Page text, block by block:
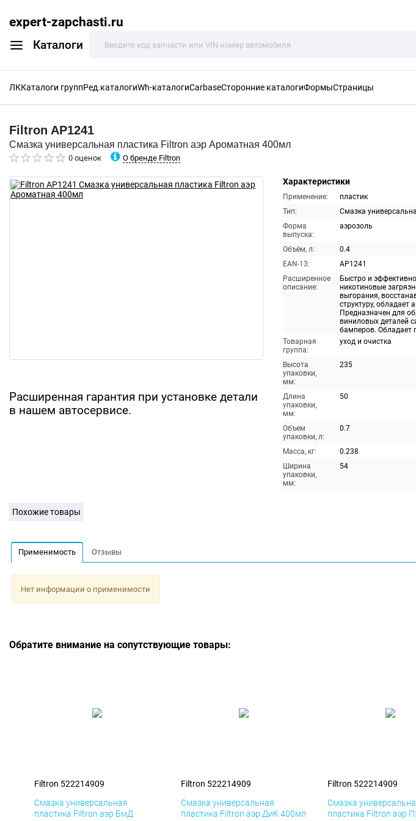
expert-zapchasti.ru
Каталоги
ЛККаталоги группРед.каталогиWh-каталогиCarbaseСторонние каталогиФормыСтраницы
Filtron AP1241
Смазка универсальная пластика Filtron аэр Ароматная 400мл
0 оценок О бренде Filtron
Расширенная гарантия при установке детали
в нашем автосервисе.
Характеристики
Применение:
пластик
Тип:
Смазка
Форма
выпуска:
аэрозоль
Объём, л:
0.4
EAN-13:
AP1241
Расширенное
описание:
Быстро и
никотиновые
выгорания,
структуру, обладает
Предназначен для
виниловых деталей
бамперов. Обладает
Товарная
группа:
уход и очистка
Высота
упаковки,
мм:
235
Длина
упаковки,
мм:
50
Объем
упаковки, л:
0.7
Масса, кг:
0.238
Ширина
упаковки,
мм:
54
Похожие товары
Применимость Отзывы
Нет информации о применимости
Обратите внимание на сопутствующие товары:
Filtron 522214909
Смазка универсальная
пластика Filtron аэр БмД
Filtron 522214909
Смазка универсальная
пластика Filtron аэр ДиК 400мл
Filtron 522214909
Смазка
пластика Filtron аэр